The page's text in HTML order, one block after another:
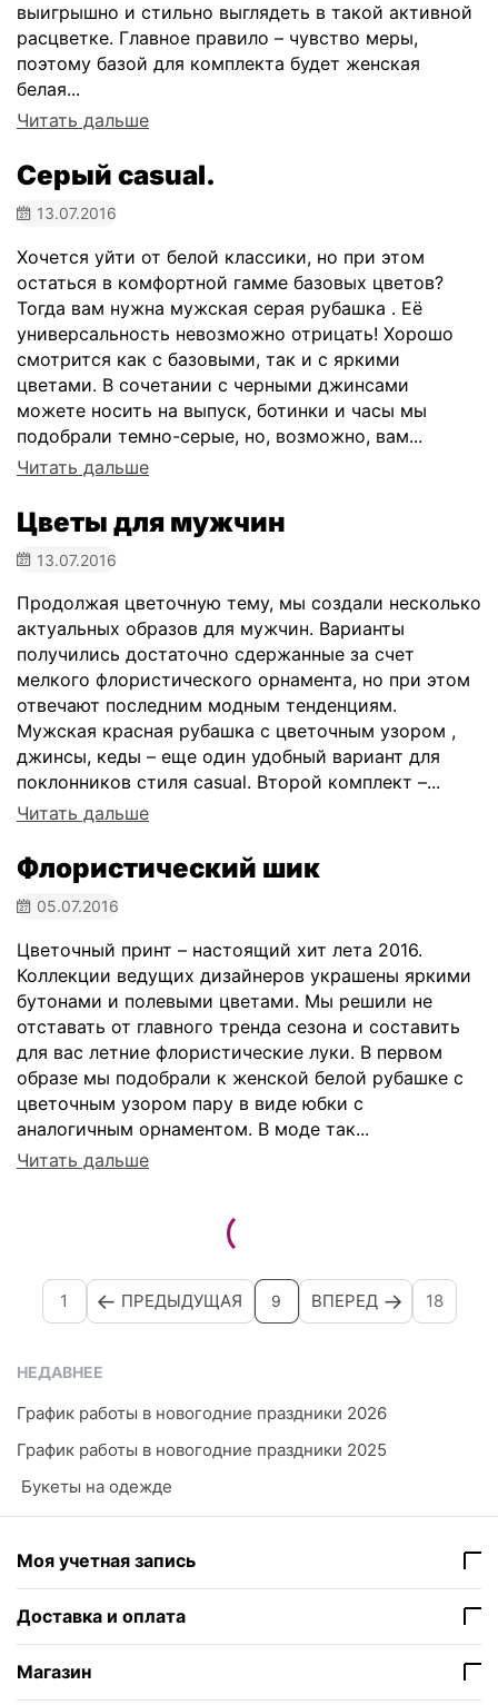
выигрышно и стильно выглядеть в такой активной
расцветке. Главное правило – чувство меры,
поэтому базой для комплекта будет женская
белая...
Читать дальше
​Серый casual.
13.07.2016
Хочется уйти от белой классики, но при этом
остаться в комфортной гамме базовых цветов?
Тогда вам нужна мужская серая рубашка . Её
универсальность невозможно отрицать! Хорошо
смотрится как с базовыми, так и с яркими
цветами. В сочетании с черными джинсами
можете носить на выпуск, ботинки и часы мы
подобрали темно-серые, но, возможно, вам...
Читать дальше
Цветы для мужчин
13.07.2016
Продолжая цветочную тему, мы создали несколько
актуальных образов для мужчин. Варианты
получились достаточно сдержанные за счет
мелкого флористического орнамента, но при этом
отвечают последним модным тенденциям.
Мужская красная рубашка с цветочным узором ,
джинсы, кеды – еще один удобный вариант для
поклонников стиля casual. Второй комплект –...
Читать дальше
Флористический шик
05.07.2016
Цветочный принт – настоящий хит лета 2016.
Коллекции ведущих дизайнеров украшены яркими
бутонами и полевыми цветами. Мы решили не
отставать от главного тренда сезона и составить
для вас летние флористические луки. В первом
образе мы подобрали к женской белой рубашке с
цветочным узором пару в виде юбки с
аналогичным орнаментом. В моде так...
Читать дальше
1 ПРЕДЫДУЩАЯ 9 ВПЕРЕД 18
НЕДАВНЕЕ
График работы в новогодние праздники 2026
График работы в новогодние праздники 2025
​ Букеты на одежде
Моя учетная запись
Доставка и оплата
Магазин